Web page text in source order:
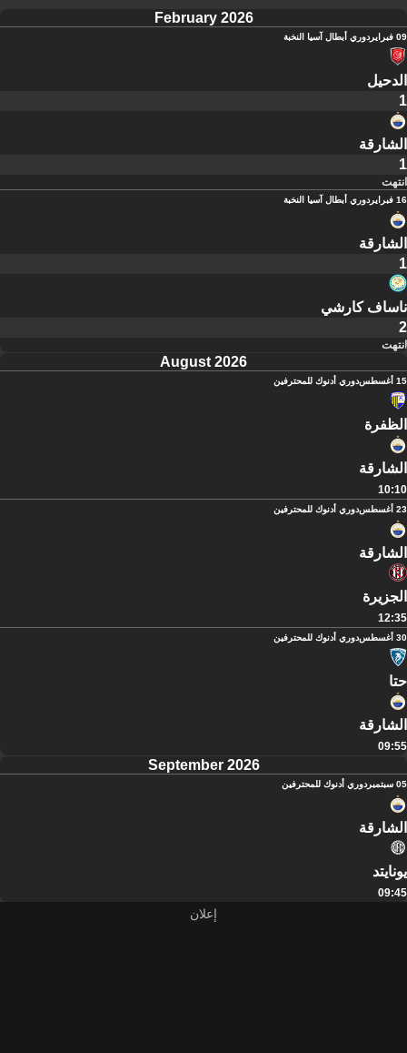
February 2026
09 فبراير دوري أبطال آسيا النخبة
الدحيل
1
الشارقة
1
انتهت
16 فبراير دوري أبطال آسيا النخبة
الشارقة
1
ناساف كارشي
2
انتهت
August 2026
15 أغسطس دوري أدنوك للمحترفين
الظفرة
الشارقة
10:10
23 أغسطس دوري أدنوك للمحترفين
الشارقة
الجزيرة
12:35
30 أغسطس دوري أدنوك للمحترفين
حتا
الشارقة
09:55
September 2026
05 سبتمبر دوري أدنوك للمحترفين
الشارقة
يونايتد
09:45